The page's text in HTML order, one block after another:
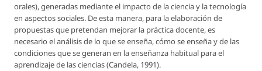
orales), generadas mediante el impacto de la ciencia y la tecnología
en aspectos sociales. De esta manera, para la elaboración de
propuestas que pretendan mejorar la práctica docente, es
necesario el análisis de lo que se enseña, cómo se enseña y de las
condiciones que se generan en la enseñanza habitual para el
aprendizaje de las ciencias (Candela, 1991).